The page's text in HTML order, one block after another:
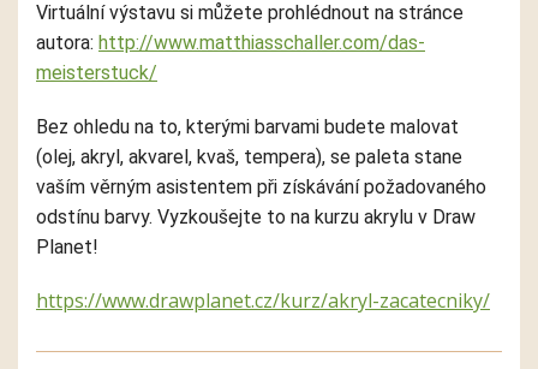
Virtuální výstavu si můžete prohlédnout na stránce
autora: http://www.matthiasschaller.com/das-
meisterstuck/
Bez ohledu na to, kterými barvami budete malovat
(olej, akryl, akvarel, kvaš, tempera), se paleta stane
vaším věrným asistentem při získávání požadovaného
odstínu barvy. Vyzkoušejte to na kurzu akrylu v Draw
Planet!
https://www.drawplanet.cz/kurz/akryl-zacatecniky/